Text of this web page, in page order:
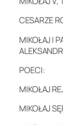
CESARZE
MIKOŁAJ I
POECI:
MIKOŁAJ
MIKOŁAJ